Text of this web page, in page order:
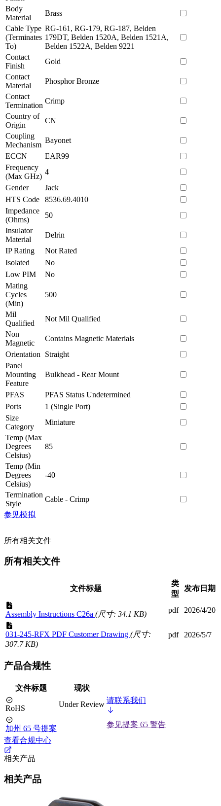
Body
Material
Brass
Cable Type
(Terminates
To)
RG-161, RG-179, RG-187, Belden
179DT, Belden 1520A, Belden 1521A,
Belden 1522A, Belden 9221
Contact
Finish
Gold
Contact
Material
Phosphor Bronze
Contact
Termination
Crimp
Country of
Origin
CN
Coupling
Mechanism
Bayonet
ECCN
EAR99
Frequency
(Max GHz)
4
Gender
Jack
HTS Code
8536.69.4010
Impedance
(Ohms)
50
Insulator
Material
Delrin
IP Rating
Not Rated
Isolated
No
Low PIM
No
Mating
Cycles
(Min)
500
Mil
Qualified
Not Mil Qualified
Non
Magnetic
Contains Magnetic Materials
Orientation
Straight
Panel
Mounting
Feature
Bulkhead - Rear Mount
PFAS
PFAS Status Undetermined
Ports
1 (Single Port)
Size
Category
Miniature
Temp (Max
Degrees
Celsius)
85
Temp (Min
Degrees
Celsius)
-40
Termination
Style
Cable - Crimp
参见模拟
所有相关文件
所有相关文件
文件标题
类
型
发布日期
Assembly Instructions C26a (尺寸: 34.1 KB) pdf 2026/4/20
031-245-RFX PDF Customer Drawing (尺寸:
307.7 KB)
pdf 2026/5/7
产品合规性
文件标题 现状
RoHS Under Review 请联系我们
加州 65 号提案
参见提案 65 警告
查看合规中心
相关产品
相关产品